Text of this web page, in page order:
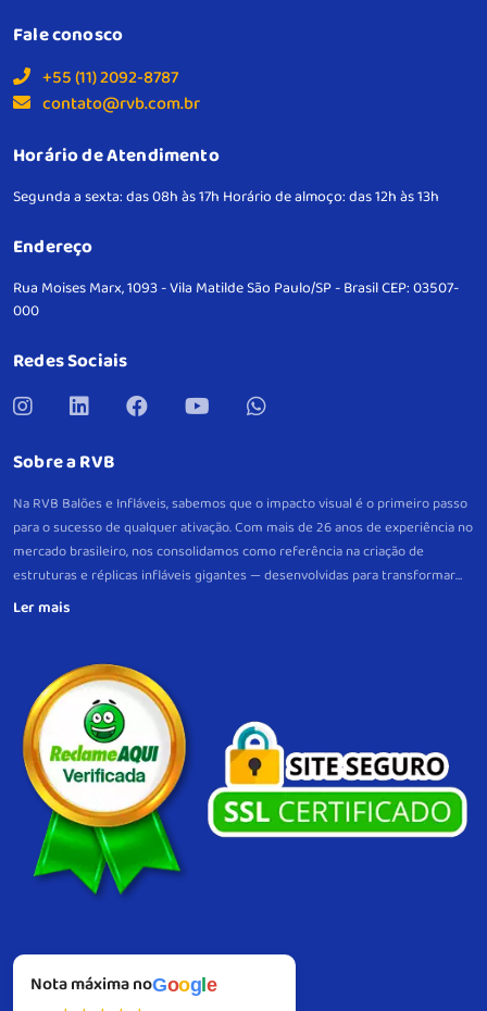
Fale conosco
+55 (11) 2092-8787
contato@rvb.com.br
Horário de Atendimento
Segunda a sexta: das 08h às 17h Horário de almoço: das 12h às 13h
Endereço
Rua Moises Marx, 1093 - Vila MatildeSão Paulo/SP - BrasilCEP: 03507-
000
Redes Sociais
Sobre a RVB
Na RVB Balões e Infláveis, sabemos que o impacto visual é o primeiro passo
para o sucesso de qualquer ativação. Com mais de 26 anos de experiência no
mercado brasileiro, nos consolidamos como referência na criação de
estruturas e réplicas infláveis gigantes — desenvolvidas para transformar
eventos e pontos de venda em verdadeiros pontos de atração.
marca. Com produção própria, controle total de qualidade e um padrão
consistente de excelência em cada etapa, garantimos fidelidade visual,
resistência e alto desempenho em cada entrega, com suporte próximo
também no pós-venda.Do briefing à instalação, atuamos com precisão
técnica e visão de resultado. Nosso compromisso é simples: impulsionar sua
marca com infláveis, gerando impacto e reconhecimento.
Nota máxima noGoogle